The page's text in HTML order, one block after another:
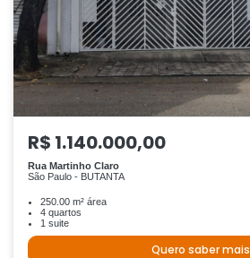
R$ 1.140.000,00
Rua Martinho Claro
São Paulo - BUTANTA
250.00 m² área
4 quartos
1 suite
Quero saber mais